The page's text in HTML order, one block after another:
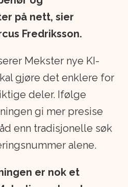
på nett, sier
Fredriksson.
Mekster nye KI-
gjøre det enklere for
deler. Ifølge
gi mer presise
enn tradisjonelle søk
alene.
er nok et